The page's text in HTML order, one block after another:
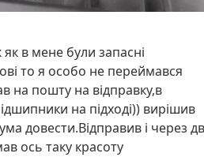
в мене були запасні
то я особо не переймався
на пошту на відправку,в
на підході)) вирішив
довести.Відправив і через
ось таку красоту